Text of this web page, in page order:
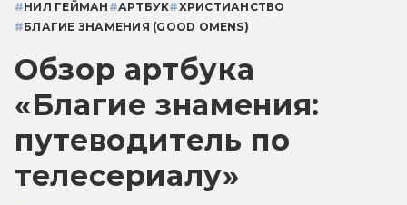
#НИЛ ГЕЙМАН #АРТБУК#ХРИСТИАНСТВО
#БЛАГИЕ ЗНАМЕНИЯ (GOOD OMENS)
Обзор артбука
«Благие знамения:
путеводитель по
телесериалу»